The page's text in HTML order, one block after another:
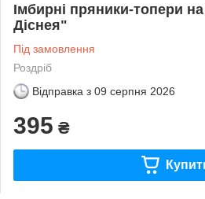
Імбирні пряники-топери
Діснея"
Під замовлення
Роздріб
Відправка з 09 серпня 2026
395 ₴